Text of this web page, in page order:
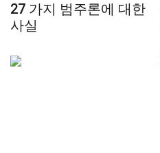
27 가지 범주론에 대한
사실